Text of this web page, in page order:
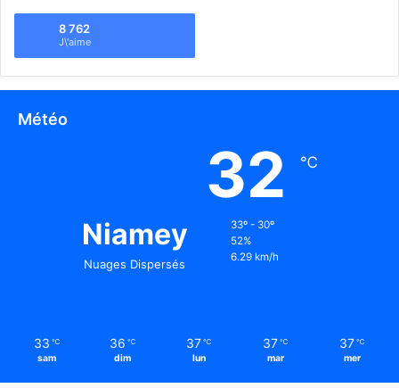
8 762
J\'aime
Météo
Niamey
Nuages Dispersés
32 ℃
33º - 30º
52%
6.29 km/h
33 ℃
sam
36 ℃
dim
37 ℃
lun
37 ℃
mar
37 ℃
mer